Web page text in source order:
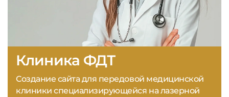
Клиника ФДТ
Создание сайта для передовой медицинской
клиники специализирующейся на лазерной